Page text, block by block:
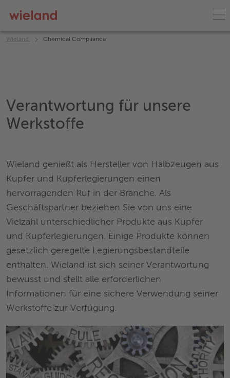
Wieland Chemical Compliance
Verantwortung für unsere
Werkstoffe
Wieland genießt als Hersteller von Halbzeugen aus
Kupfer und Kupferlegierungen einen
hervorragenden Ruf in der Branche. Als
Geschäftspartner beziehen Sie von uns eine
Vielzahl unterschiedlicher Produkte aus Kupfer
und Kupferlegierungen. Einige Produkte können
gesetzlich geregelte Legierungsbestandteile
enthalten. Wieland ist sich seiner Verantwortung
bewusst und stellt alle erforderlichen
Informationen für eine sichere Verwendung seiner
Werkstoffe zur Verfügung.